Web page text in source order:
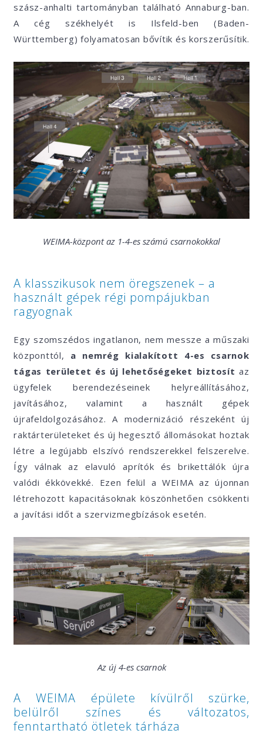
szász-anhalti tartományban található Annaburg-ban.
A cég székhelyét is Ilsfeld-ben (Baden-
Württemberg) folyamatosan bővítik és korszerűsítik.
WEIMA-központ az 1-4-es számú csarnokokkal
A klasszikusok nem öregszenek – a
használt gépek régi pompájukban
ragyognak
Egy szomszédos ingatlanon, nem messze a műszaki
központtól, a nemrég kialakított 4-es csarnok
tágas területet és új lehetőségeket biztosít az
ügyfelek berendezéseinek helyreállításához,
javításához, valamint a használt gépek
újrafeldolgozásához. A modernizáció részeként új
raktárterületeket és új hegesztő állomásokat hoztak
létre a legújabb elszívó rendszerekkel felszerelve.
Így válnak az elavuló aprítók és brikettálók újra
valódi ékkövekké. Ezen felül a WEIMA az újonnan
létrehozott kapacitásoknak köszönhetően csökkenti
a javítási időt a szervizmegbízások esetén.
Az új 4-es csarnok
A WEIMA épülete kívülről szürke,
belülről színes és változatos,
fenntartható ötletek tárháza